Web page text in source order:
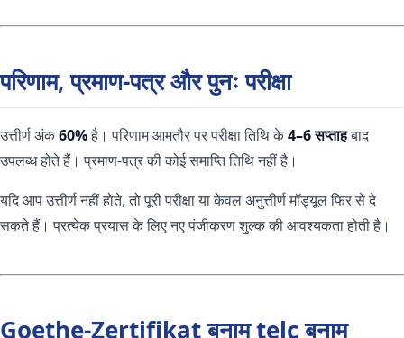
परिणाम, प्रमाण-पत्र और पुनः परीक्षा
उत्तीर्ण अंक60%है। परिणाम आमतौर पर परीक्षा तिथि के4–6 सप्ताहबाद
उपलब्ध होते हैं। प्रमाण-पत्र की कोई समाप्ति तिथि नहीं है।
यदि आप उत्तीर्ण नहीं होते, तो पूरी परीक्षा या केवल अनुत्तीर्ण मॉड्यूल फिर से दे
सकते हैं। प्रत्येक प्रयास के लिए नए पंजीकरण शुल्क की आवश्यकता होती है।
Goethe-Zertifikat बनाम telc बनाम